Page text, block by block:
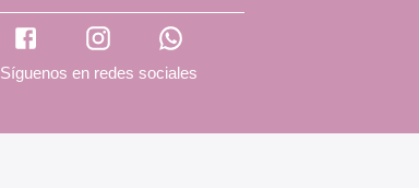
Síguenos en redes sociales